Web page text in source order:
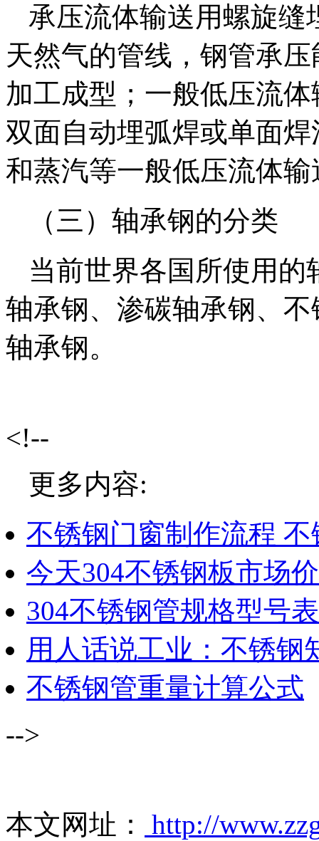
承压流体输送用螺旋缝
天然气的管线，钢管承
加工成型；一般低压流
双面自动埋弧焊或单面
和蒸汽等一般低压流体
（三）轴承钢的分类
当前世界各国所使用
轴承钢、渗碳轴承钢、
轴承钢。
<!--
更多内容:
不锈钢门窗制作流程
今天304不锈钢板市场
304不锈钢管规格型号表
用人话说工业：不锈钢
不锈钢管重量计算公式
-->
本文网址： http://